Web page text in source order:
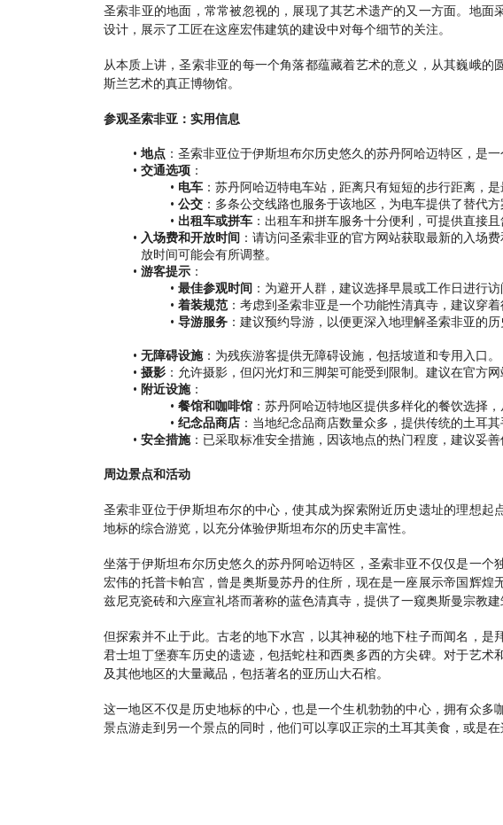
圣索非亚的地面，常常被忽视的，展现了其艺术遗产的又一方面。地
设计，展示了工匠在这座宏伟建筑的建设中对每个细节的关注。
从本质上讲，圣索非亚的每一个角落都蕴藏着艺术的意义，从其巍峨
斯兰艺术的真正博物馆。
参观圣索非亚：实用信息
地点：圣索非亚位于伊斯坦布尔历史悠久的苏丹阿哈迈特区，是
交通选项：
电车：苏丹阿哈迈特电车站，距离只有短短的步行距离，是
公交：多条公交线路也服务于该地区，为电车提供了替代方
出租车或拼车：出租车和拼车服务十分便利，可提供直接且
入场费和开放时间：请访问圣索非亚的官方网站获取最新的入场
放时间可能会有所调整。
游客提示：
最佳参观时间：为避开人群，建议选择早晨或工作日进行访
着装规范：考虑到圣索非亚是一个功能性清真寺，建议穿
导游服务：建议预约导游，以便更深入地理解圣索非亚的历
无障碍设施：为残疾游客提供无障碍设施，包括坡道和专用入口。
摄影：允许摄影，但闪光灯和三脚架可能受到限制。建议在官方网
附近设施：
餐馆和咖啡馆：苏丹阿哈迈特地区提供多样化的餐饮选择，
纪念品商店：当地纪念品商店数量众多，提供传统的土耳其
安全措施：已采取标准安全措施，因该地点的热门程度，建议妥善
周边景点和活动
圣索非亚位于伊斯坦布尔的中心，使其成为探索附近历史遗址的理想
地标的综合游览，以充分体验伊斯坦布尔的历史丰富性。
坐落于伊斯坦布尔历史悠久的苏丹阿哈迈特区，圣索非亚不仅仅是一
宏伟的托普卡帕宫，曾是奥斯曼苏丹的住所，现在是一座展示帝国辉
兹尼克瓷砖和六座宣礼塔而著称的蓝色清真寺，提供了一窥奥斯曼宗教建
但探索并不止于此。古老的地下水宫，以其神秘的地下柱子而闻名，
君士坦丁堡赛车历史的遗迹，包括蛇柱和西奥多西的方尖碑。对于艺
及其他地区的大量藏品，包括著名的亚历山大石棺。
这一地区不仅是历史地标的中心，也是一个生机勃勃的中心，拥有众
景点游走到另一个景点的同时，他们可以享叹正宗的土耳其美食，或是